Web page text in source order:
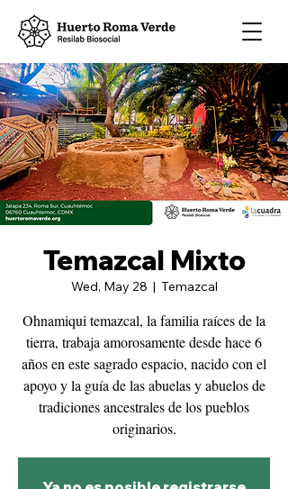
Temazcal Mixto
Wed, May 28
  |
Temazcal
Ohnamiqui temazcal, la familia raíces de la
tierra, trabaja amorosamente desde hace 6
años en este sagrado espacio, nacido con el
apoyo y la guía de las abuelas y abuelos de
tradiciones ancestrales de los pueblos
originarios.